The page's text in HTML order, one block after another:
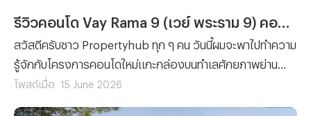
สวัสดีครับชาว Propertyhub ทุก ๆ คน วันนี้ผมจะพาไปทำความ
รู้จักกับโครงการคอนโดใหม่แกะกล่องบนทำเลศักยภาพย่าน
New CBD พระราม 9 อย่าง VAY Rama 9 (เวย์ พระราม 9)
โพสต์เมื่อ 15 June 2026